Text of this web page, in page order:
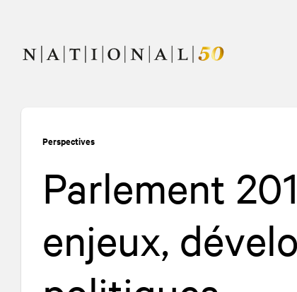
navigation
Perspectives
Parlement
enjeux,